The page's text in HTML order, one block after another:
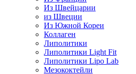
Из Швейцарии
из Швеции
Из Южной Кореи
Коллаген
Липолитики
Липолитики Light Fit
Липолитики Lipo Lab
Мезококтейли